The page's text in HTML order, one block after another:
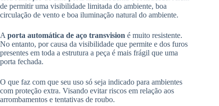
de permitir uma visibilidade limitada do ambiente, boa
circulação de vento e boa iluminação natural do ambiente.
A porta automática de aço transvision é muito resistente.
No entanto, por causa da visibilidade que permite e dos furos
presentes em toda a estrutura a peça é mais frágil que uma
porta fechada.
O que faz com que seu uso só seja indicado para ambientes
com proteção extra. Visando evitar riscos em relação aos
arrombamentos e tentativas de roubo.